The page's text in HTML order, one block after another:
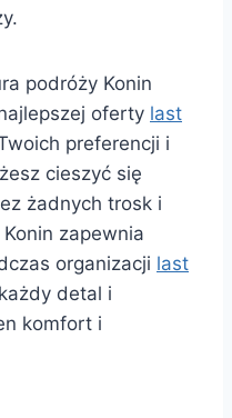
podróży Konin
oferty last
preferencji i
cieszyć się
żadnych trosk i
zapewnia
organizacji last
detal i
komfort i